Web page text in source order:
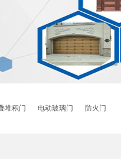
堆积门 电动玻璃门 防火门